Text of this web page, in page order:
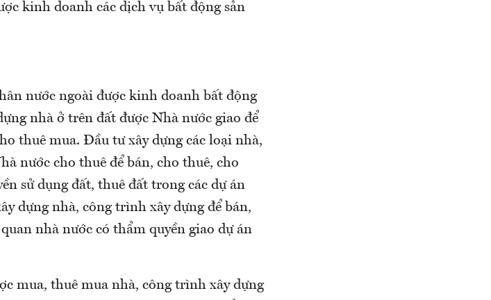
kinh doanh các dịch vụ bất động sản
nước ngoài được kinh doanh bất động
nhà ở trên đất được Nhà nước giao để
thuê mua. Đầu tư xây dựng các loại nhà,
nước cho thuê để bán, cho thuê, cho
sử dụng đất, thuê đất trong các dự án
dựng nhà, công trình xây dựng để bán,
nhà nước có thẩm quyền giao dự án
mua, thuê mua nhà, công trình xây dựng